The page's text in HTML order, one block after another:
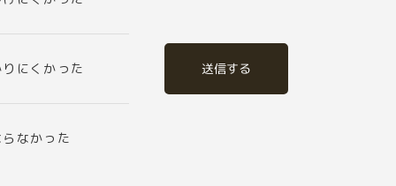
にくかった
なかった
送信する